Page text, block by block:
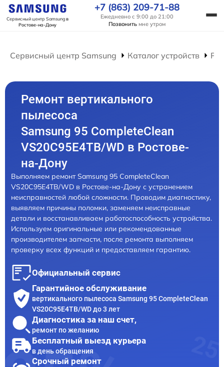
Сервисный центр Samsungв
Ростове-на-Дону
+7 (863) 209-71-88
Ежедневно с 9:00 до 21:00
Позвонить мне утром
Сервисный центр Samsung Каталог устройств
Ремонт вертикального
пылесоса
Samsung 95 CompleteClean
VS20C95E4TB/WD в Ростове-
на-Дону
Выполняем ремонт Samsung 95 CompleteClean
VS20C95E4TB/WD в Ростове-на-Дону с устранением
неисправностей любой сложности. Проводим диагностику,
выявляем причины поломки, заменяем неисправные
детали и восстанавливаем работоспособность устройства.
Используем оригинальные или рекомендованные
производителем запчасти, после ремонта выполняем
проверку всех функций и предоставляем гарантию.
Официальный сервис
Гарантийное обслуживание
вертикального пылесоса Samsung 95 CompleteClean
VS20C95E4TB/WD до 3 лет
Диагностика за наш счет,
ремонт по желанию
Бесплатный выезд курьера
в день обращения
Срочный ремонт